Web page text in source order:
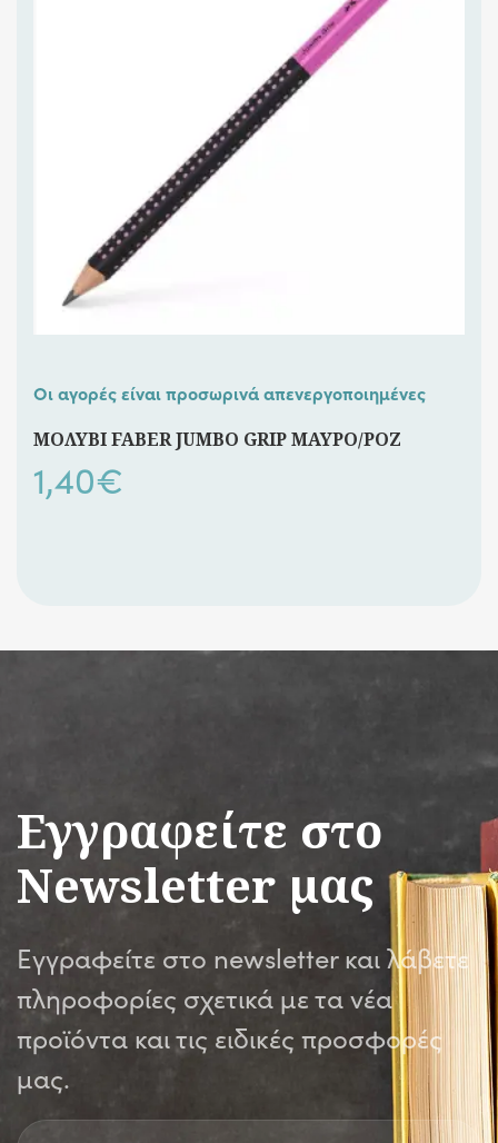
Οι αγορές είναι προσωρινά απενεργοποιημένες
ΜΟΛΥΒΙ FABER JUMBO GRIP ΜΑΥΡΟ/ΡΟΖ
1,40€
Εγγραφείτε στο
Newsletter μας
Εγγραφείτε στο newsletter και λάβετε
πληροφορίες σχετικά με τα νέα
προϊόντα και τις ειδικές προσφορές
μας.